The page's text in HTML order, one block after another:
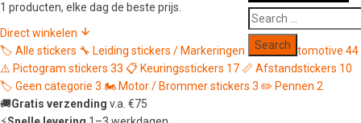
Search
for:
1 producten, elke dag de beste prijs.
Direct winkelen
🏷️ Alle stickers 🔧 Leiding stickers / Markeringen 339🚗Automotive 44
⚠️ Pictogram stickers 33 📋 Keuringsstickers 17 📏 Afstandstickers 10
🏷️ Geen categorie 3 🏍️ Motor / Brommer stickers 3 ✏️ Pennen 2
🚚Gratis verzending v.a. €75